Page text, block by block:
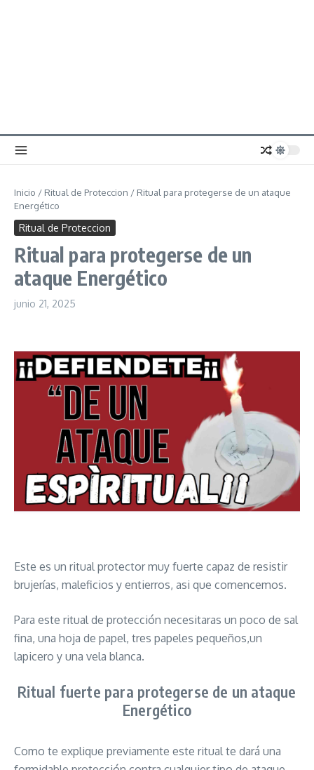
Inicio / Ritual de Proteccion / Ritual para protegerse de un ataque
Energético
Ritual de Proteccion
Ritual para protegerse de un
ataque Energético
junio 21, 2025
Este es un ritual protector muy fuerte capaz de resistir
brujerías, maleficios y entierros, asi que comencemos.
Para este ritual de protección necesitaras un poco de sal
fina, una hoja de papel, tres papeles pequeños,un
lapicero y una vela blanca.
Ritual fuerte para protegerse de un ataque
Energético
Como te explique previamente este ritual te dará una